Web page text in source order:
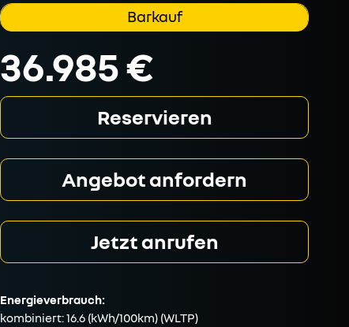
Barkauf
36.985 €
Reservieren
Angebot anfordern
Jetzt anrufen
Energieverbrauch:
kombiniert: 16.6 (kWh/100km) (WLTP)